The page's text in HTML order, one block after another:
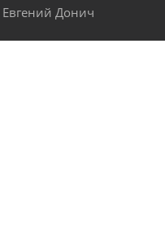
Евгений Донич